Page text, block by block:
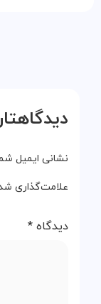
نشانی ایمیل
علامت‌گذاری
دیدگاه *